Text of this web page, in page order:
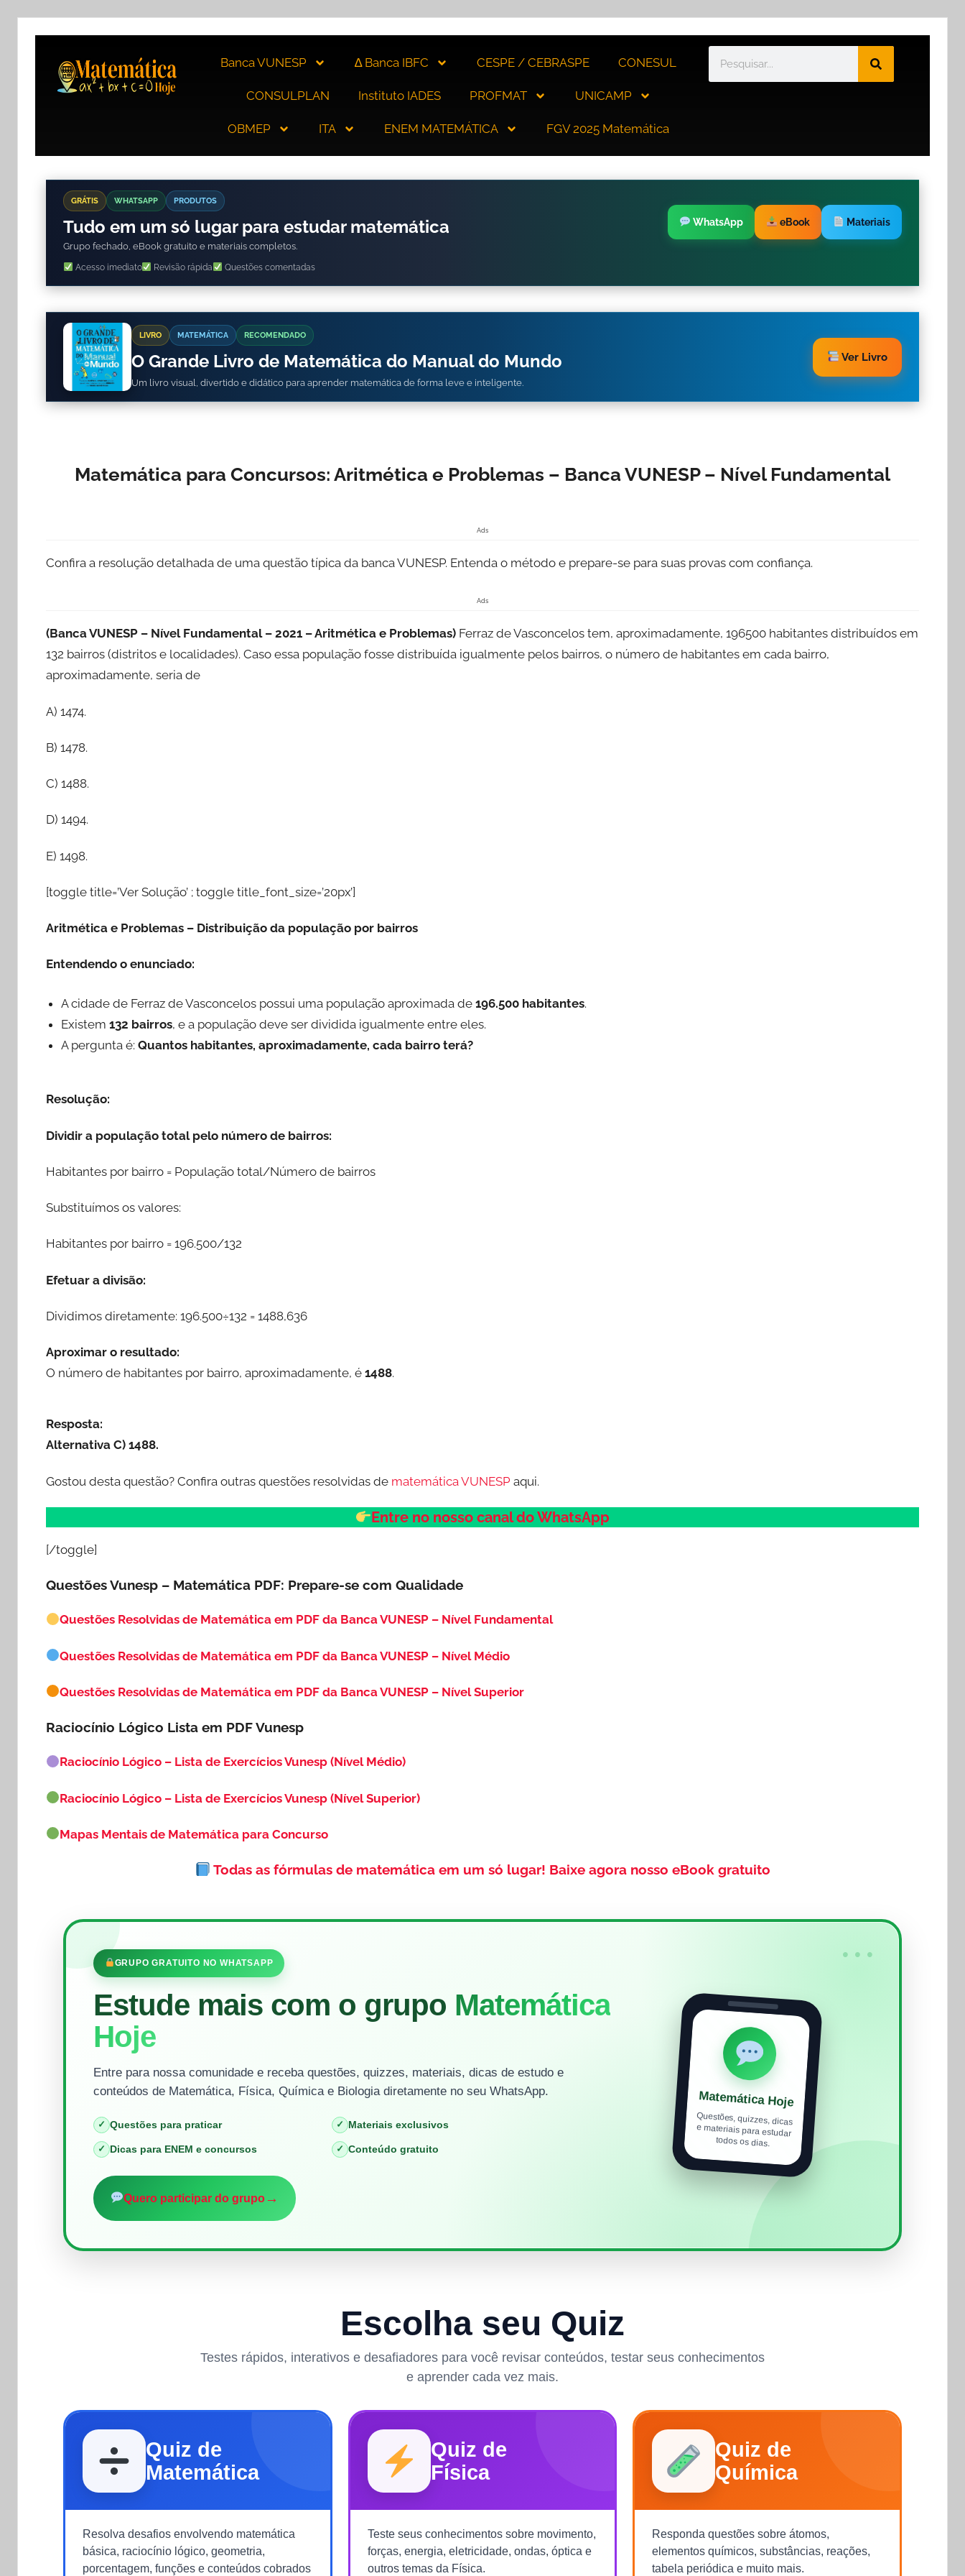
Banca VUNESP ∆ Banca IBFC CESPE / CEBRASPE CONESUL
CONSULPLAN Instituto IADES PROFMAT UNICAMP
OBMEP ITA ENEM MATEMÁTICA FGV 2025 Matemática
GRÁTIS WHATSAPP PRODUTOS
Tudo em um só lugar para estudar matemática
Grupo fechado, eBook gratuito e materiais completos.
WhatsApp eBook Materiais
Acesso imediato Revisão rápida Questões comentadas
LIVRO MATEMÁTICA RECOMENDADO
O Grande Livro de Matemática do Manual do Mundo
Um livro visual, divertido e didático para aprender matemática de forma leve e inteligente.
Ver Livro
Matemática para Concursos: Aritmética e Problemas – Banca VUNESP – Nível Fundamental
Ads
Confira a resolução detalhada de uma questão típica da banca VUNESP. Entenda o método e prepare-se para suas provas com confiança.
Ads
(Banca VUNESP – Nível Fundamental – 2021 – Aritmética e Problemas) Ferraz de Vasconcelos tem, aproximadamente, 196500 habitantes distribuídos em
132 bairros (distritos e localidades). Caso essa população fosse distribuída igualmente pelos bairros, o número de habitantes em cada bairro,
aproximadamente, seria de
A) 1474.
B) 1478.
C) 1488.
D) 1494.
E) 1498.
[toggle title=’Ver Solução’ ; toggle title_font_size=’20px’]
Aritmética e Problemas – Distribuição da população por bairros
Entendendo o enunciado:
A cidade de Ferraz de Vasconcelos possui uma população aproximada de196.500 habitantes.
Existem132 bairros, e a população deve ser dividida igualmente entre eles.
A pergunta é:Quantos habitantes, aproximadamente, cada bairro terá?
Resolução:
Dividir a população total pelo número de bairros:
Habitantes por bairro = População total/Número de bairros
Substituímos os valores:
Habitantes por bairro = 196.500/132
Efetuar a divisão:
Dividimos diretamente: 196.500÷132 = 1488,636
Aproximar o resultado:
O número de habitantes por bairro, aproximadamente, é 1488.
Resposta:
Alternativa C) 1488.
Gostou desta questão? Confira outras questões resolvidas de matemática VUNESP aqui.
Entre no nosso canal do WhatsApp
[/toggle]
Questões Vunesp – Matemática PDF: Prepare-se com Qualidade
Questões Resolvidas de Matemática em PDF da Banca VUNESP – Nível Fundamental
Questões Resolvidas de Matemática em PDF da Banca VUNESP – Nível Médio
Questões Resolvidas de Matemática em PDF da Banca VUNESP – Nível Superior
Raciocínio Lógico Lista em PDFVunesp
Raciocínio Lógico – Lista de Exercícios Vunesp (Nível Médio)
Raciocínio Lógico – Lista de Exercícios Vunesp (Nível Superior)
Mapas Mentais de Matemática para Concurso
Todas as fórmulas de matemática em um só lugar! Baixe agora nosso eBook gratuito
•••
GRUPO GRATUITO NO WHATSAPP
Estude mais com o grupo Matemática
Hoje
Entre para nossa comunidade e receba questões, quizzes, materiais, dicas de estudo e
conteúdos de Matemática, Física, Química e Biologia diretamente no seu WhatsApp.
✓ Questões para praticar ✓ Materiais exclusivos
✓ Dicas para ENEM e concursos ✓ Conteúdo gratuito
Quero participar do grupo→
Matemática Hoje
Questões, quizzes, dicas
e materiais para estudar
todos os dias.
Escolha seu Quiz
Testes rápidos, interativos e desafiadores para você revisar conteúdos, testar seus conhecimentos
e aprender cada vez mais.
Quiz de
Matemática
Resolva desafios envolvendo matemática
básica, raciocínio lógico, geometria,
porcentagem, funções e conteúdos cobrados
Quiz de
Física
Teste seus conhecimentos sobre movimento,
forças, energia, eletricidade, ondas, óptica e
outros temas da Física.
Quiz de
Química
Responda questões sobre átomos,
elementos químicos, substâncias, reações,
tabela periódica e muito mais.